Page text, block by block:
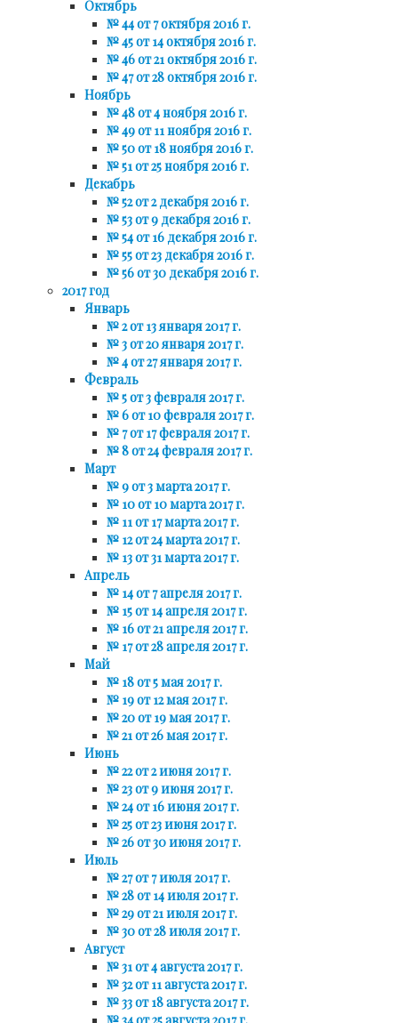
Октябрь
№ 44 от 7 октября 2016 г.
№ 45 от 14 октября 2016 г.
№ 46 от 21 октября 2016 г.
№ 47 от 28 октября 2016 г.
Ноябрь
№ 48 от 4 ноября 2016 г.
№ 49 от 11 ноября 2016 г.
№ 50 от 18 ноября 2016 г.
№ 51 от 25 ноября 2016 г.
Декабрь
№ 52 от 2 декабря 2016 г.
№ 53 от 9 декабря 2016 г.
№ 54 от 16 декабря 2016 г.
№ 55 от 23 декабря 2016 г.
№ 56 от 30 декабря 2016 г.
2017 год
Январь
№ 2 от 13 января 2017 г.
№ 3 от 20 января 2017 г.
№ 4 от 27 января 2017 г.
Февраль
№ 5 от 3 февраля 2017 г.
№ 6 от 10 февраля 2017 г.
№ 7 от 17 февраля 2017 г.
№ 8 от 24 февраля 2017 г.
Март
№ 9 от 3 марта 2017 г.
№ 10 от 10 марта 2017 г.
№ 11 от 17 марта 2017 г.
№ 12 от 24 марта 2017 г.
№ 13 от 31 марта 2017 г.
Апрель
№ 14 от 7 апреля 2017 г.
№ 15 от 14 апреля 2017 г.
№ 16 от 21 апреля 2017 г.
№ 17 от 28 апреля 2017 г.
Май
№ 18 от 5 мая 2017 г.
№ 19 от 12 мая 2017 г.
№ 20 от 19 мая 2017 г.
№ 21 от 26 мая 2017 г.
Июнь
№ 22 от 2 июня 2017 г.
№ 23 от 9 июня 2017 г.
№ 24 от 16 июня 2017 г.
№ 25 от 23 июня 2017 г.
№ 26 от 30 июня 2017 г.
Июль
№ 27 от 7 июля 2017 г.
№ 28 от 14 июля 2017 г.
№ 29 от 21 июля 2017 г.
№ 30 от 28 июля 2017 г.
Август
№ 31 от 4 августа 2017 г.
№ 32 от 11 августа 2017 г.
№ 33 от 18 августа 2017 г.